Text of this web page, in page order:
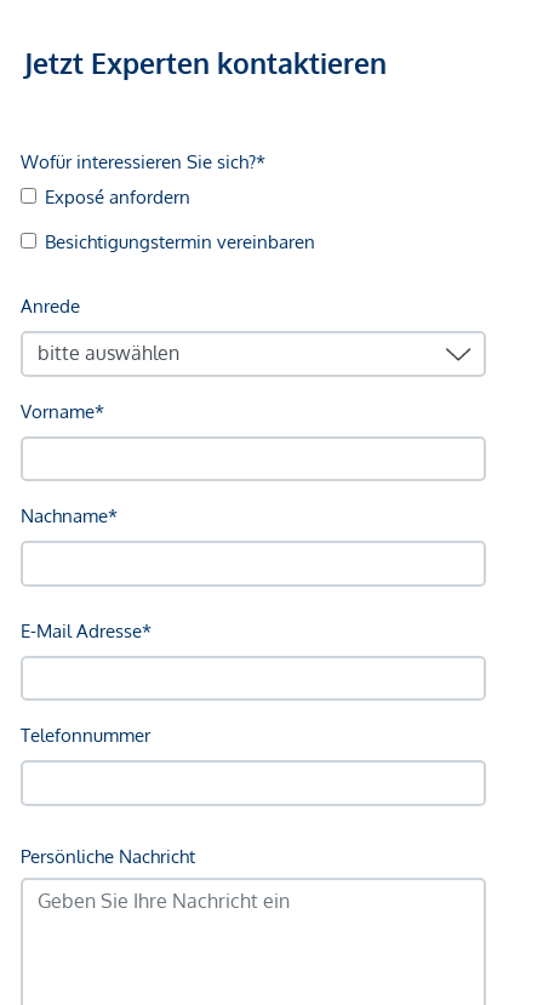
*Der Vertrag kommt nicht mit der INFINA Credit Broker
GmbH zustande. Das Objekt wird von einem externen
gegenüber dem anbietenden Immobilienunternehmen
geltend zu machen. Wir weisen Sie darauf hin, dass die
gemachten Angaben und Informationen lediglich
Jetzt Experten kontaktieren